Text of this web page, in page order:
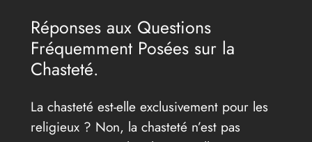
Réponses aux Questions
Fréquemment Posées sur la
Chasteté.
La chasteté est-elle exclusivement pour les
religieux ? Non, la chasteté n’est pas